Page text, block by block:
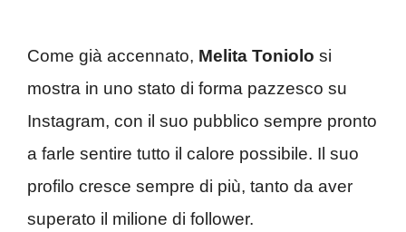
Come già accennato, Melita Toniolo si
mostra in uno stato di forma pazzesco su
Instagram, con il suo pubblico sempre pronto
a farle sentire tutto il calore possibile. Il suo
profilo cresce sempre di più, tanto da aver
superato il milione di follower.